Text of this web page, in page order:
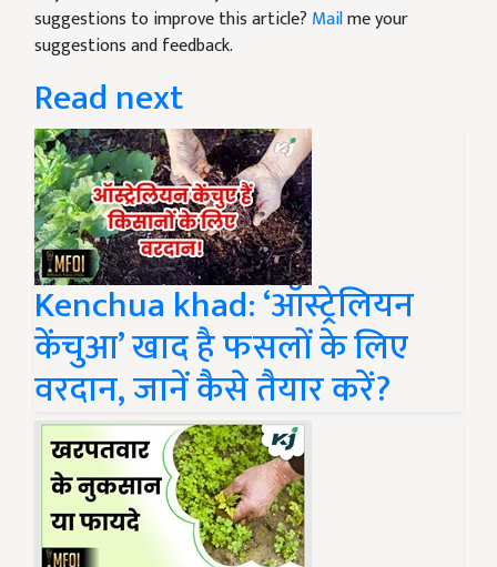
suggestions to improve this article? Mailme your
suggestions and feedback.
Read next
Kenchua khad: ‘ऑस्ट्रेलियन
केंचुआ’ खाद है फसलों के लिए
वरदान, जानें कैसे तैयार करें?